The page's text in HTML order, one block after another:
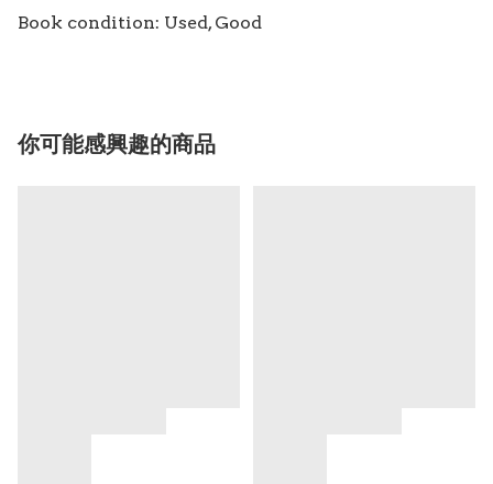
Book condition: Used, Good
你可能感興趣的商品